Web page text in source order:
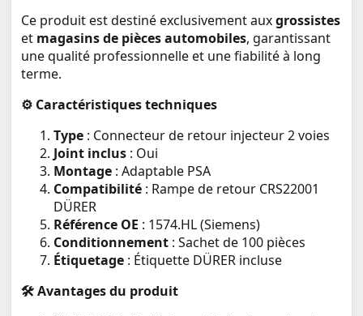
Ce produit est destiné exclusivement auxgrossistes
et magasins de pièces automobiles, garantissant
une qualité professionnelle et une fiabilité à long
terme.
⚙️ Caractéristiques techniques
Type : Connecteur de retour injecteur 2 voies
Joint inclus : Oui
Montage : Adaptable PSA
Compatibilité : Rampe de retour CRS22001
DÜRER
Référence OE : 1574.HL (Siemens)
Conditionnement : Sachet de 100 pièces
Étiquetage : Étiquette DÜRER incluse
🛠️Avantages du produit